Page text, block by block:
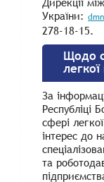
України:
278-18-15.
Щодо
За
Республіці
сфері
інтерес до
та